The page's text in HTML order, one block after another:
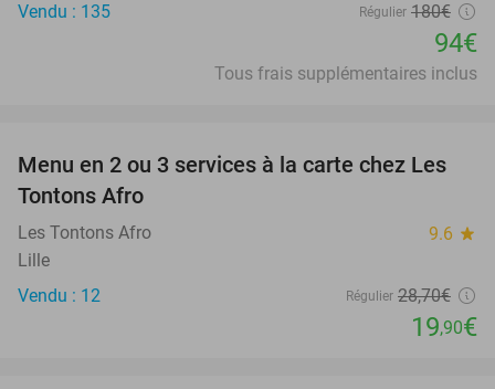
Vendu : 135
Régulier 180€
94€
Tous frais supplémentaires inclus
31%
Menu en 2 ou 3 services à la carte chez Les
Tontons Afro
Les Tontons Afro 9.6 star
Lille
Vendu : 12
Régulier 28,70€
19,90€